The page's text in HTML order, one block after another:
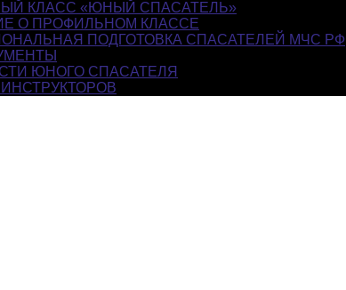
КЛАСС «ЮНЫЙ СПАСАТЕЛЬ»
О ПРОФИЛЬНОМ КЛАССЕ
ПОДГОТОВКА СПАСАТЕЛЕЙ МЧС РФ
ЮНОГО СПАСАТЕЛЯ